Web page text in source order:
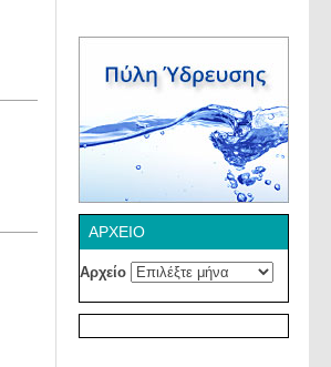
ΑΡΧΕΊΟ
Αρχείο